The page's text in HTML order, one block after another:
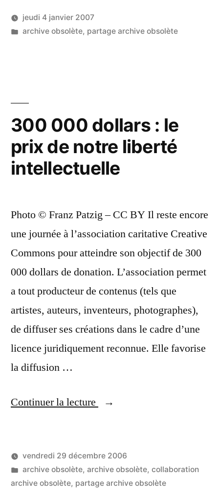
licence
Publié
LucL
jeudi 4 janvier 2007
Publié
archive obsolète, partage archive obsolète
300 000 dollars : le
prix de notre liberté
intellectuelle
Photo © Franz Patzig – CC BY Il reste encore
une journée à l’association caritative Creative
Commons pour atteindre son objectif de 300
000 dollars de donation. L’association permet
a tout producteur de contenus (tels que
artistes, auteurs, inventeurs, photographes),
de diffuser ses créations dans le cadre d’une
licence juridiquement reconnue. Elle favorise
la diffusion …
Continuer la lecture
« 300
:
le
Publié
par
LucL
vendredi 29 décembre 2006
Publié
dans
archive obsolète, archive obsolète, collaboration
archive obsolète, partage archive obsolète